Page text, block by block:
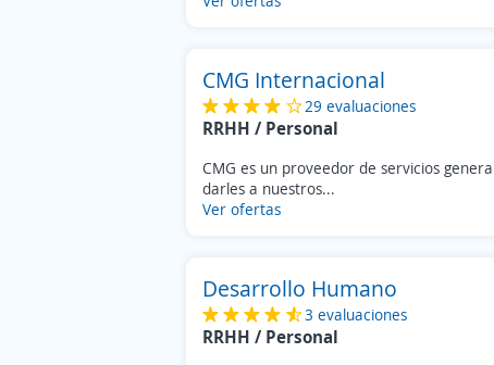
CMG Internacional
29 evaluaciones
RRHH / Personal
CMG es un proveedor de servicios
darles a nuestros...
Ver ofertas
Desarrollo Humano
3 evaluaciones
RRHH / Personal